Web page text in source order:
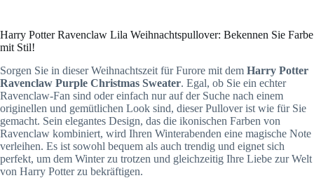
Harry Potter Ravenclaw Lila Weihnachtspullover: Bekennen Sie Farbe
mit Stil!
Sorgen Sie in dieser Weihnachtszeit für Furore mit dem Harry Potter
Ravenclaw Purple Christmas Sweater. Egal, ob Sie ein echter
Ravenclaw-Fan sind oder einfach nur auf der Suche nach einem
originellen und gemütlichen Look sind, dieser Pullover ist wie für Sie
gemacht. Sein elegantes Design, das die ikonischen Farben von
Ravenclaw kombiniert, wird Ihren Winterabenden eine magische Note
verleihen. Es ist sowohl bequem als auch trendig und eignet sich
perfekt, um dem Winter zu trotzen und gleichzeitig Ihre Liebe zur Welt
von Harry Potter zu bekräftigen.